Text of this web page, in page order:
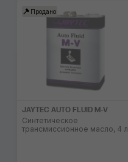
Продано
JAYTEC AUTO FLUID M-V
Синтетическое
трансмиссионное масло, 4 л